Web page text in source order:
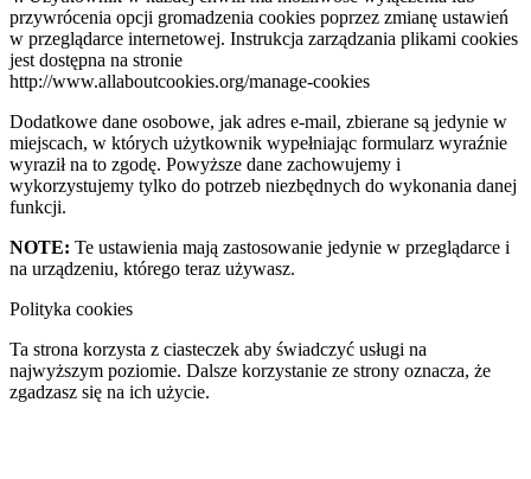
przywrócenia opcji gromadzenia cookies poprzez zmianę ustawień
w przeglądarce internetowej. Instrukcja zarządzania plikami cookies
jest dostępna na stronie
http://www.allaboutcookies.org/manage-cookies
Dodatkowe dane osobowe, jak adres e-mail, zbierane są jedynie w
miejscach, w których użytkownik wypełniając formularz wyraźnie
wyraził na to zgodę. Powyższe dane zachowujemy i
wykorzystujemy tylko do potrzeb niezbędnych do wykonania danej
funkcji.
NOTE: Te ustawienia mają zastosowanie jedynie w przeglądarce i
na urządzeniu, którego teraz używasz.
Polityka cookies
Ta strona korzysta z ciasteczek aby świadczyć usługi na
najwyższym poziomie. Dalsze korzystanie ze strony oznacza, że
zgadzasz się na ich użycie.